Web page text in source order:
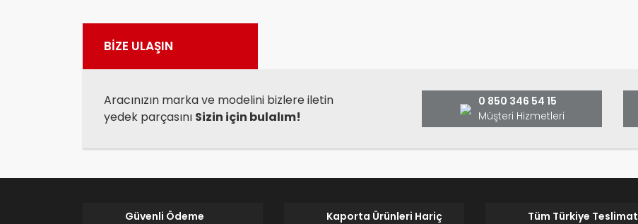
Ürün fiyatı diğer sitelerden daha pahalı.
Bu ürüne benzer farklı alternatifler olmalı.
BİZE ULAŞIN
Aracınızın marka ve modelini bizlere iletin
yedek parçasını Sizin için bulalım!
0 850 346 54 15
Müşteri Hizmetleri
Güvenli Ödeme
Kaporta Ürünleri Hariç
Tüm Türkiye Teslimat